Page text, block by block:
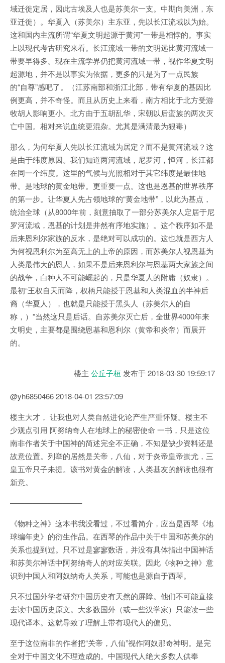
域迁徙定居，因此古埃及人也是苏美尔一支。中期向美洲，东
亚迁徙）。华夏入（苏美尔）主东亚，先以长江流域以为始。
这和国内主流所谓“华夏文明起源于黄河”一带是相悖的。事实
上以现代考古研究来看。长江流域一带的文明远比黄河流域一
带要早得多。现在主流学界仍把黄河流域一带，视作华夏文明
起源地，并不是以事实为依据，更多的只是为了一点民族
的“自尊”感吧了。（江苏南部和浙江北部，带有华夏的基因比
例更高，并不奇怪。而且从历史上来看，南方相比于北方受游
牧胡人影响更小。北方由于五胡乱华，宋朝以后蛮族的两次灭
亡中国。相对来说血统更混杂。尤其是满清最为狠毒）
那么，为何华夏人先以长江流域为居定？而不是黄河流域？这
是由于纬度原因。我们知道两河流域，尼罗河，恒河，长江都
在同一个纬度。这里的气候与光照相对于其它纬度是最佳地
带。是地球的黄金地带。更重要一点。这也是恩基的世界秩序
的第一步。让华夏人先占领地球的“黄金地带”，以此为基点，
统治全球（从8000年前，刻意抽取了一部分苏美尔人定居于尼
罗河流域，恩基的计划是井然有序地实施）。这个秩序如不是
后来恩利尔家族的反水，是绝对可以成功的。这也就是西方人
为何视恩利尔为至高无上的上帝的原因，而苏美尔人视恩基为
人类最伟大的恩人，如果不是后来恩利尔与恩基两大家族之间
的战争，白种人不可能崛起的，只是华夏人的附庸（奴隶）。
最初“王权自天而降，权柄只能授于恩基和人类混血的半神后
裔（华夏人），也就是只能授于黑头人（苏美尔人的自
称，）”当然这只是后话。自苏美尔灭亡后，全世界4000年来
文明史，主要都是围绕恩基和恩利尔（黄帝和炎帝）而展开
的。
楼主 公丘子桓 发布于2018-03-30 19:59:17
@yh6850466 2018-04-01 23:57:09
楼主大才， 让我也对人类自然进化论产生严重怀疑。楼主不
少观点引用 阿努纳奇人在地球上的秘密使命 一书，只是这位
南非作者关于中国神的简述完全不正确，不知是缺少资料还是
故意位置。列举的居然是关帝，八仙，对于炎帝皇帝蚩尤，三
皇五帝只子未提。该书对黄金的解读，人类基友的解读也很有
新意。
—————————–
《物种之神》这本书我没看过，不过看简介，应当是西琴《地
球编年史》的衍生作品。在西琴的作品中关于中国和苏美尔的
关系也提到过。只不过是寥寥数语，并没有具体指出中国神话
和苏美尔神话中阿努纳奇人的对应关联。因此《物种之神》意
识到中国人和阿奴纳奇人关系，可能也是源自于西琴。
只不过国外学者研究中国历史有天然的屏障。他们不可能直接
去读中国历史原文。大多数国外（或一些汉学家）只能读一些
现代译本。这就导致了理解上带有现代人的偏见。
至于这位南非的作者把“关帝，八仙”视作阿奴那奇神明。是完
全对于中国文化不理造成的。中国现代人绝大多数人供奉